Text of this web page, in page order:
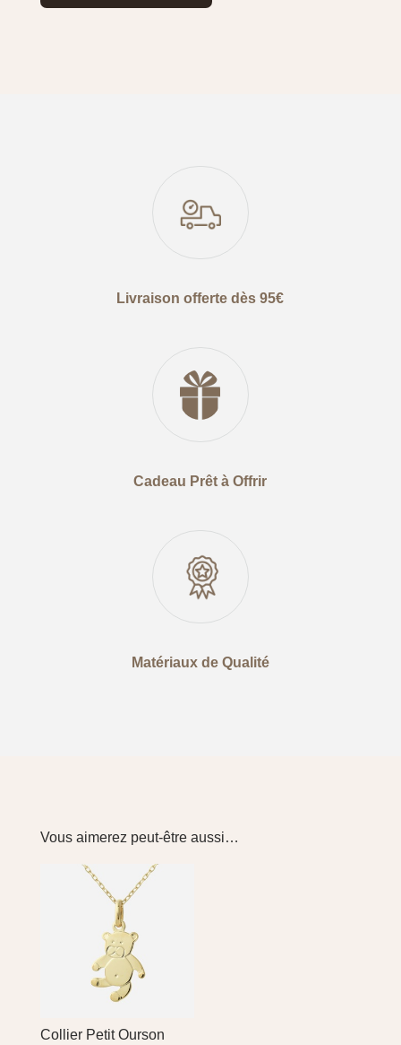
Livraison offerte dès 95€
Cadeau Prêt à Offrir
Matériaux de Qualité
Vous aimerez peut-être aussi…
Collier Petit Ourson